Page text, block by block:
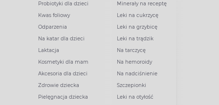
Probiotyki dla dzieci
Kwas foliowy
Odparzenia
Na katar dla dzieci
Laktacja
Kosmetyki dla mam
Akcesoria dla dzieci
Zdrowie dziecka
Pielęgnacja dziecka
Minerały na receptę
Leki na cukrzycę
Leki na grzybicę
Leki na trądzik
Na tarczycę
Na hemoroidy
Na nadciśnienie
Szczepionki
Leki na otyłość